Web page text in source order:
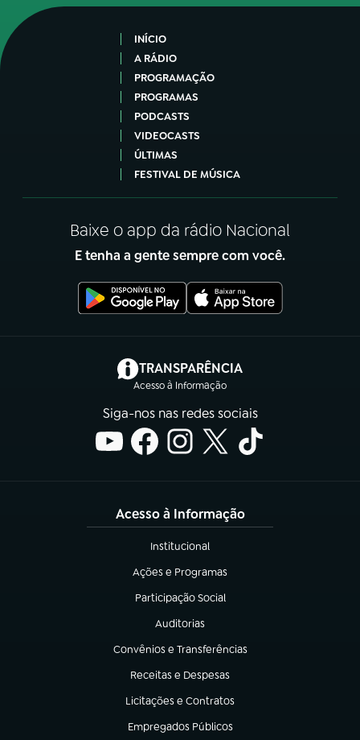
INÍCIO
A RÁDIO
PROGRAMAÇÃO
PROGRAMAS
PODCASTS
VIDEOCASTS
ÚLTIMAS
FESTIVAL DE MÚSICA
Baixe o app da rádio Nacional
E tenha a gente sempre com você.
TRANSPARÊNCIA
Acesso à Informação
(abre em nova aba)
Siga-nos nas redes sociais
Acesso à Informação
Institucional
(abre em nova aba)
Ações e Programas
(abre em nova aba)
Participação Social
(abre em nova aba)
Auditorias
(abre em nova aba)
Convênios e Transferências
(abre em nova aba)
Receitas e Despesas
(abre em nova aba)
Licitações e Contratos
(abre em nova aba)
Empregados Públicos
(abre em nova aba)